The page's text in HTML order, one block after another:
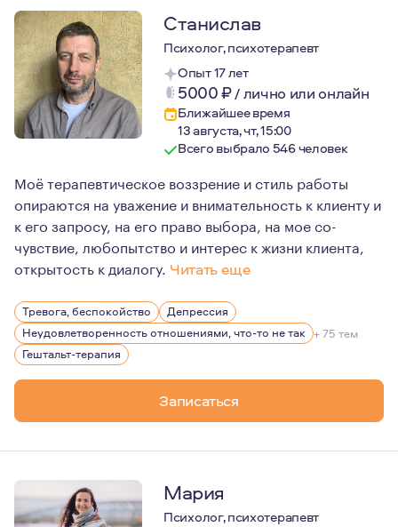
Станислав
Психолог, психотерапевт
Опыт 17 лет
5000₽/лично или онлайн
Ближайшее время
13 августа, чт, 15:00
Всего выбрало 546 человек
Моё терапевтическое воззрение и стиль работы
опираются на уважение и внимательность к клиенту и
к его запросу, на его право выбора, на мое со-
чувствие, любопытство и интерес к жизни клиента,
открытость к диалогу. Читать еще
Я женат много лет на одной и той же женщине, у нас
Моя страница на сайте профессионального
Тревога, беспокойство
Депрессия
Неудовлетворенность отношениями, что-то не так + 75 тем
Гештальт-терапия
Записаться
Мария
Психолог, психотерапевт